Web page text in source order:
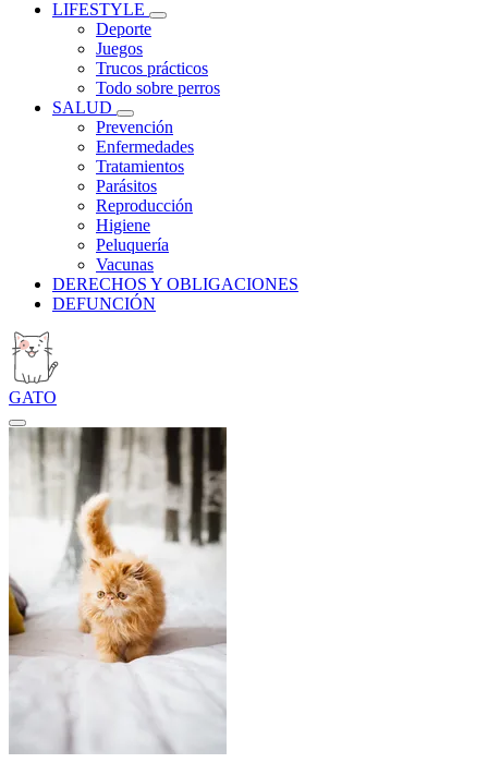
LIFESTYLE
Deporte
Juegos
Trucos prácticos
Todo sobre perros
SALUD
Prevención
Enfermedades
Tratamientos
Parásitos
Reproducción
Higiene
Peluquería
Vacunas
DERECHOS Y OBLIGACIONES
DEFUNCIÓN
GATO